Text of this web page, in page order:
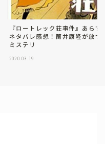
『ロートレック荘事件』あらす
ネタバレ感想！筒井康隆が放つ
ミステリ
2020.03.19